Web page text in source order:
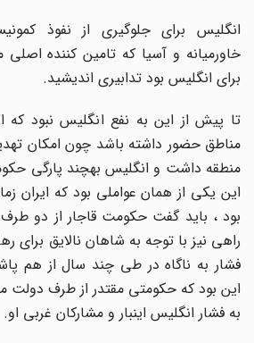
انگلیس برای جلوگیری از نفوذ
خاورمیانه و آسیا که تامین کننده اصلی
برای انگلیس بود تدابیری اندیشید.
تا پیش از این به نفع انگلیس نبود که
مناطق حضور داشته باشد چون امکان تهدید
منطقه داشت و انگلیس بهچند پارگی
این یکی از همان عواملی بود که ایران زمان
بود ، باید گفت حکومت قاجار از دو طرف
راهی نیز با توجه به شاهان نالایق برای
فشار به ناگاه در طی چند سال از هم
این بود که حکومتی مقتدر از طرف دولت
به فشار انگلیس اینبار و مشارکان غربی او.